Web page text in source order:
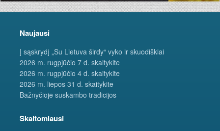
Naujausi
Į sąskrydį „Su Lietuva širdy“ vyko ir skuodiškiai
2026 m. rugpjūčio 7 d. skaitykite
2026 m. rugpjūčio 4 d. skaitykite
2026 m. liepos 31 d. skaitykite
Bažnyčioje suskambo tradicijos
Skaitomiausi